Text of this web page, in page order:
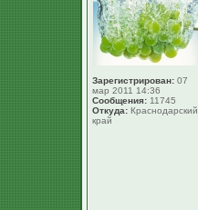
Зарегистрирован: 07
мар 2011 14:36
Сообщения: 11745
Откуда: Краснодарский
край